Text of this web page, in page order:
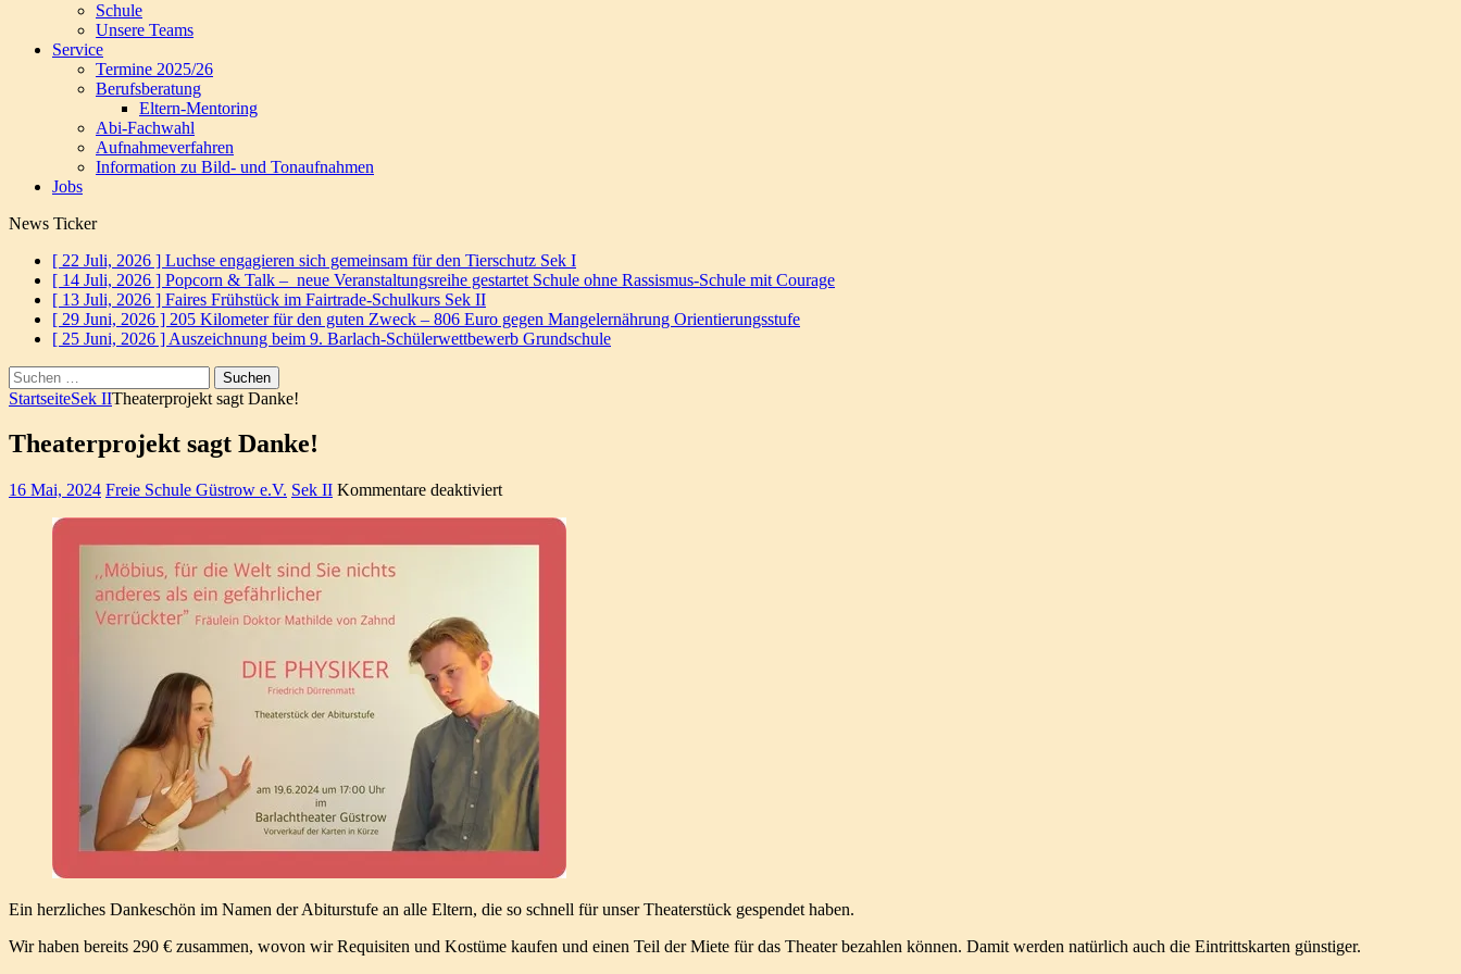
Schule
Unsere Teams
Service
Termine 2025/26
Berufsberatung
Eltern-Mentoring
Abi-Fachwahl
Aufnahmeverfahren
Information zu Bild- und Tonaufnahmen
Jobs
News Ticker
[ 22 Juli, 2026 ] Luchse engagieren sich gemeinsam für den Tierschutz Sek I
[ 14 Juli, 2026 ] Popcorn & Talk – neue Veranstaltungsreihe gestartet Schule ohne Rassismus-Schule mit Courage
[ 13 Juli, 2026 ] Faires Frühstück im Fairtrade-Schulkurs Sek II
[ 29 Juni, 2026 ] 205 Kilometer für den guten Zweck – 806 Euro gegen Mangelernährung Orientierungsstufe
[ 25 Juni, 2026 ] Auszeichnung beim 9. Barlach-Schülerwettbewerb Grundschule
Suchen
nach:
StartseiteSek IITheaterprojekt sagt Danke!
Theaterprojekt sagt Danke!
16 Mai, 2024 Freie Schule Güstrow e.V. Sek II Kommentare deaktiviertfür
Danke!
Ein herzliches Dankeschön im Namen der Abiturstufe an alle Eltern, die so schnell für unser Theaterstück gespendet haben.
Wir haben bereits 290 € zusammen, wovon wir Requisiten und Kostüme kaufen und einen Teil der Miete für das Theater bezahlen können. Damit werden natürlich auch die Eintrittskarten günstiger.